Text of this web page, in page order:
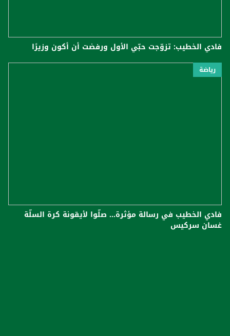
فادي الخطيب: تزوّجت حبّي الأول ورفضت أن أكون وزيرًا
رياضة
فادي الخطيب في رسالة مؤثرة... صلّوا لأيقونة كرة السلّة
غسان سركيس